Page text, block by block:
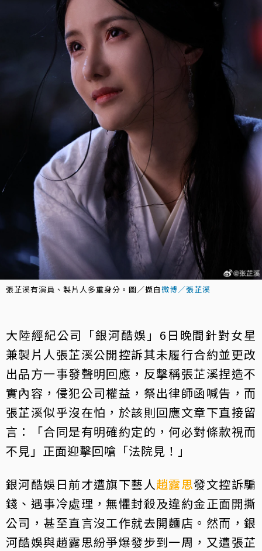
張芷溪有演員、製片人多重身分。圖／擷自微博／張芷溪
大陸經紀公司「銀河酷娛」6日晚間針對女星
兼製片人張芷溪公開控訴其未履行合約並更改
出品方一事發聲明回應，反擊稱張芷溪捏造不
實內容，侵犯公司權益，祭出律師函喊告，而
張芷溪似乎沒在怕，於該則回應文章下直接留
言：「合同是有明確約定的，何必對條款視而
不見」正面迎擊回嗆「法院見！」
銀河酷娛日前才遭旗下藝人趙露思發文控訴騙
錢、遇事冷處理，無懼封殺及違約金正面開撕
公司，甚至直言沒工作就去開麵店。然而，銀
河酷娛與趙露思紛爭爆發步到一周，又遭張芷